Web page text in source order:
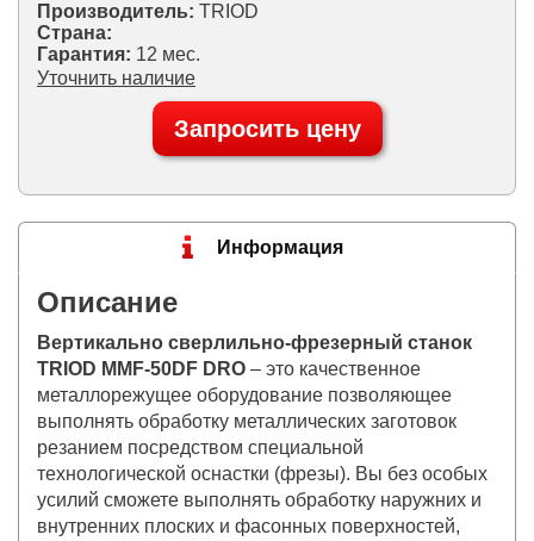
Производитель: TRIOD
Страна:
Гарантия: 12 мес.
Уточнить наличие
Запросить цену
Информация
Описание
Вертикально сверлильно-фрезерный станок
TRIOD MMF-50DF DRO – это качественное
металлорежущее оборудование позволяющее
выполнять обработку металлических заготовок
резанием посредством специальной
технологической оснастки (фрезы). Вы без особых
усилий сможете выполнять обработку наружних и
внутренних плоских и фасонных поверхностей,